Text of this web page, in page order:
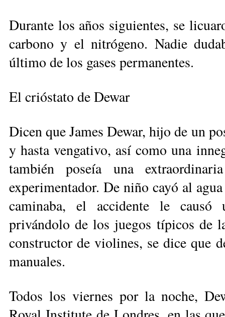
Durante los años siguientes, se
carbono y el nitrógeno. Nadie
último de los gases permanentes.
El crióstato de Dewar
Dicen que James Dewar, hijo de un
y hasta vengativo, así como una
también poseía una
experimentador. De niño cayó al
caminaba, el accidente le
privándolo de los juegos típicos de
constructor de violines, se dice que
manuales.
Todos los viernes por la noche,